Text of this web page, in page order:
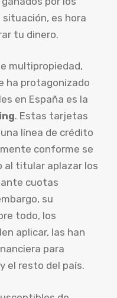
es hora
tu dinero.
multipropiedad,
ha protagonizado
en España es la
. Estas tarjetas
línea de crédito
conforme se
al titular aplazar los
cuotas
su
todo, los
aplicar, las han
para
el resto del país.